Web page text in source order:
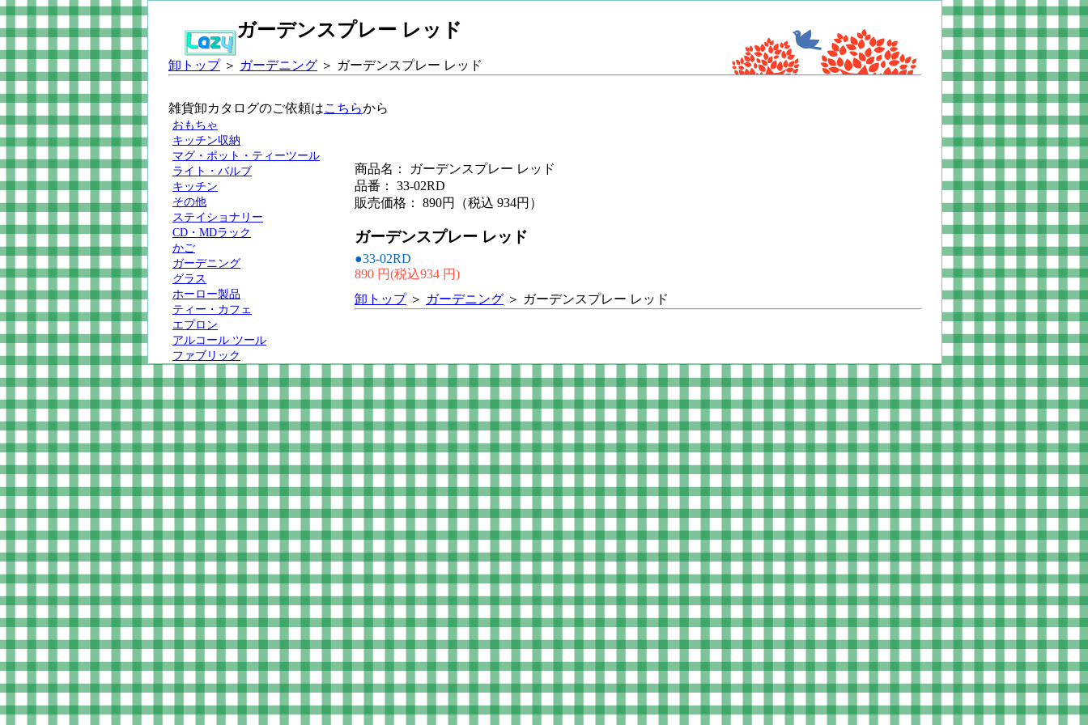
ガーデンスプレー レッド
卸トップ＞ ガーデニング ＞ ガーデンスプレー レッド
雑貨卸カタログのご依頼はこちらから
商品名： ガーデンスプレー レッド
品番： 33-02RD
販売価格： 890円（税込 934円）
ガーデンスプレー レッド
●33-02RD
890 円(税込934 円)
卸トップ＞ ガーデニング ＞ ガーデンスプレー レッド
おもちゃ
キッチン収納
マグ・ポット・ティーツール
ライト・バルブ
キッチン
その他
ステイショナリー
CD・MDラック
かご
ガーデニング
グラス
ホーロー製品
ティー・カフェ
エプロン
アルコール ツール
ファブリック